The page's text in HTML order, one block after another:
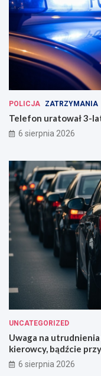
POLICJA ZATRZYMANIA
Telefon uratował 3-
6 sierpnia 2026
UNCATEGORIZED
Uwaga na
kierowcy, bądźcie
6 sierpnia 2026